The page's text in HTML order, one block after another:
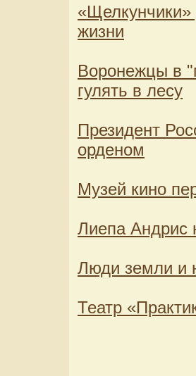
«Щелкунчики»
жизни
Воронежцы в
гулять в лесу
Президент
орденом
Музей кино
Лиепа Андрис
Люди земли и
Театр